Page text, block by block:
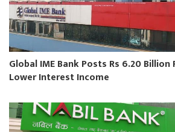
Global IME Bank Posts Rs 6.20
Lower Interest Income